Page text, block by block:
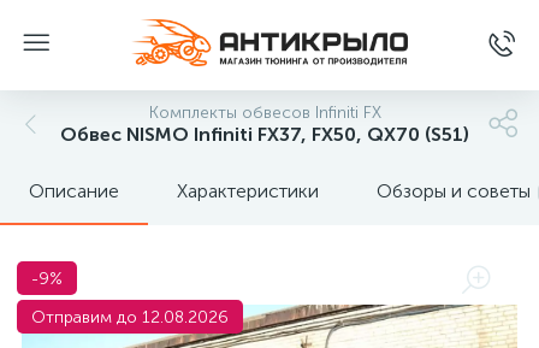
Комплекты обвесов Infiniti FX
Обвес NISMO Infiniti FX37, FX50, QX70 (S51)
Описание Характеристики Обзоры и советы
-9%
Отправим до 12.08.2026